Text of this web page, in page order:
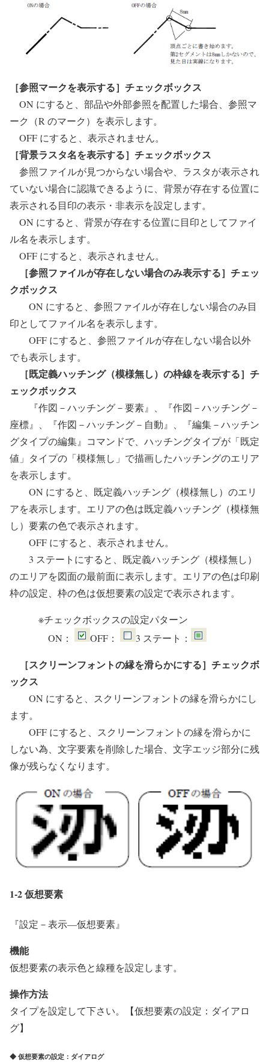
［参照マークを表示する］チェックボックス
ON にすると、部品や外部参照を配置した場合、参照マ
ーク（R のマーク）を表示します。
OFF にすると、表示されません。
［背景ラスタ名を表示する］チェックボックス
参照ファイルが見つからない場合や、ラスタが表示され
ていない場合に認識できるように、背景が存在する位置に
表示される目印の表示・非表示を設定します。
ON にすると、背景が存在する位置に目印としてファイ
ル名を表示します。
OFF にすると、表示されません。
［参照ファイルが存在しない場合のみ表示する］チェッ
クボックス
ON にすると、参照ファイルが存在しない場合のみ目
印としてファイル名を表示します。
OFF にすると、参照ファイルが存在しない場合以外
でも表示します。
［既定義ハッチング（模様無し）の枠線を表示する］チ
ェックボックス
『作図－ハッチング－要素』、『作図－ハッチング－
座標』、『作図－ハッチング－自動』、『編集－ハッチン
グタイプの編集』コマンドで、ハッチングタイプが「既定
値」タイプの「模様無し」で描画したハッチングのエリア
を表示します。
ON にすると、既定義ハッチング（模様無し）のエリ
アを表示します。エリアの色は既定義ハッチング（模様無
し）要素の色で表示されます。
OFF にすると、表示されません。
3 ステートにすると、既定義ハッチング（模様無し）
のエリアを図面の最前面に表示します。エリアの色は印刷
枠の設定、枠の色は仮想要素の設定で表示されます。
※チェックボックスの設定パターン
ON：
OFF： 3 ステート：
［スクリーンフォントの縁を滑らかにする］チェックボ
ックス
ON にすると、スクリーンフォントの縁を滑らかにし
ます。
OFF にすると、スクリーンフォントの縁を滑らかに
しない為、文字要素を削除した場合、文字エッジ部分に残
像が残らなくなります。
1-2 仮想要素
『設定－表示―仮想要素』
機能
仮想要素の表示色と線種を設定します。
操作方法
タイプを設定して下さい。【仮想要素の設定：ダイアロ
グ】
◆ 仮想要素の設定：ダイアログ